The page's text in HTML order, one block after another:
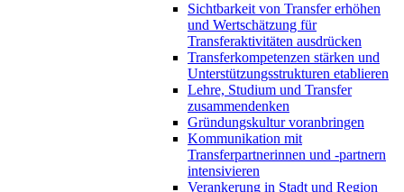
Sichtbarkeit von Transfer erhöhen
und Wertschätzung für
Transferaktivitäten ausdrücken
Transferkompetenzen stärken und
Unterstützungsstrukturen etablieren
Lehre, Studium und Transfer
zusammendenken
Gründungskultur voranbringen
Kommunikation mit
Transferpartnerinnen und -partnern
intensivieren
Verankerung in Stadt und Region